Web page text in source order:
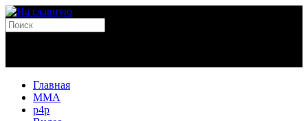
Главная
MMA
p4p